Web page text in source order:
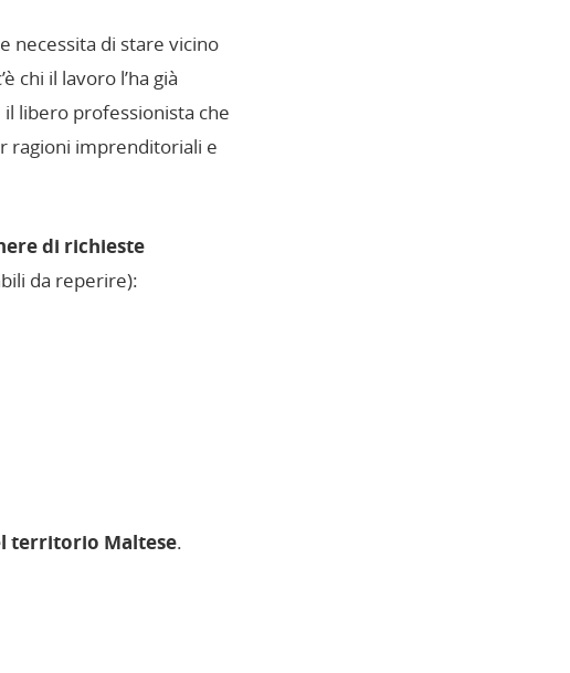
necessita di stare vicino
chi il lavoro l’ha già
libero professionista che
ragioni imprenditoriali e
di richieste
da reperire):
territorio Maltese.